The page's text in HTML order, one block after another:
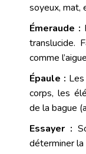
soyeux, mat,
Émeraude :
translucide.
comme
Épaule :
corps, les
de la bague
Essayer :
déterminer la